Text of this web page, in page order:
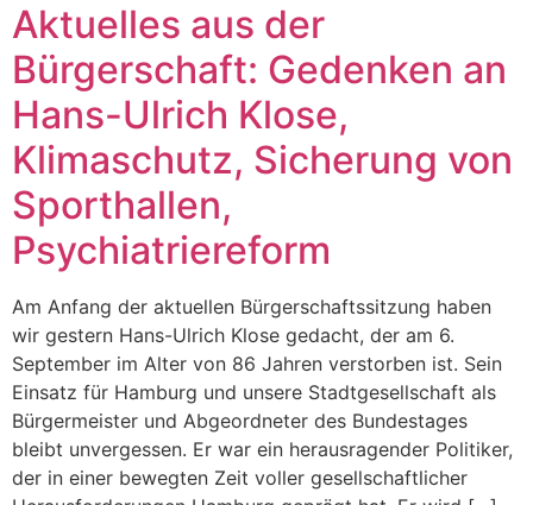
Aktuelles aus der
Bürgerschaft: Gedenken an
Hans-Ulrich Klose,
Klimaschutz, Sicherung von
Sporthallen,
Psychiatriereform
Am Anfang der aktuellen Bürgerschaftssitzung haben
wir gestern Hans-Ulrich Klose gedacht, der am 6.
September im Alter von 86 Jahren verstorben ist. Sein
Einsatz für Hamburg und unsere Stadtgesellschaft als
Bürgermeister und Abgeordneter des Bundestages
bleibt unvergessen. Er war ein herausragender Politiker,
der in einer bewegten Zeit voller gesellschaftlicher